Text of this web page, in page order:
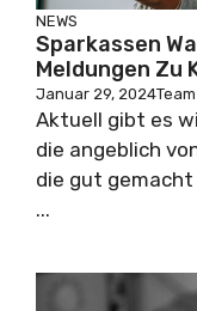
NEWS
Sparkassen
Meldungen Zu
Januar 29, 2024
Aktuell gibt es
die angeblich
die gut
...